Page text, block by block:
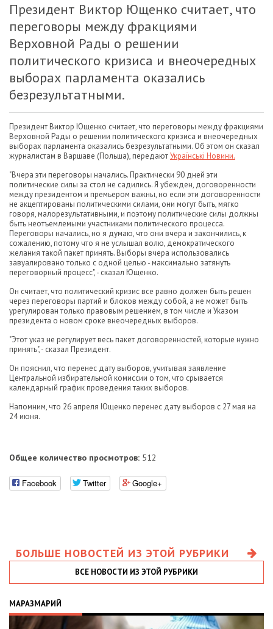
Президент Виктор Ющенко считает, что
переговоры между фракциями
Верховной Рады о решении
политического кризиса и внеочередных
выборах парламента оказались
безрезультатными.
Президент Виктор Ющенко считает, что переговоры между фракциями
Верховной Рады о решении политического кризиса и внеочередных
выборах парламента оказались безрезультатными. Об этом он сказал
журналистам в Варшаве (Польша), передаютУкраїнські Новини.
"Вчера эти переговоры начались. Практически 90 дней эти
политические силы за стол не садились. Я убежден, договоренности
между президентом и премьером важны, но если эти договоренности
не акцептированы политическими силами, они могут быть, мягко
говоря, малорезультативными, и поэтому политические силы должны
быть неотъемлемыми участниками политического процесса.
Переговоры начались, но я думаю, что они вчера и закончились, к
сожалению, потому что я не услышал волю, демократического
желания такой пакет принять. Выборы вчера использовались
завуалировано только с одной целью - максимально затянуть
переговорный процесс", - сказал Ющенко.
Он считает, что политический кризис все равно должен быть решен
через переговоры партий и блоков между собой, а не может быть
урегулирован только правовым решением, в том числе и Указом
президента о новом сроке внеочередных выборов.
"Этот указ не регулирует весь пакет договоренностей, которые нужно
принять", - сказал Президент.
Он пояснил, что перенес дату выборов, учитывая заявление
Центральной избирательной комиссии о том, что срывается
календарный график проведения таких выборов.
Напомним, что 26 апреля Ющенко перенес дату выборов с 27 мая на
24 июня.
Общее количество просмотров: 512
Facebook Twitter Google+
БОЛЬШЕ НОВОСТЕЙ ИЗ ЭТОЙ РУБРИКИ
ВСЕ НОВОСТИ ИЗ ЭТОЙ РУБРИКИ
МАРАЗМАРИЙ